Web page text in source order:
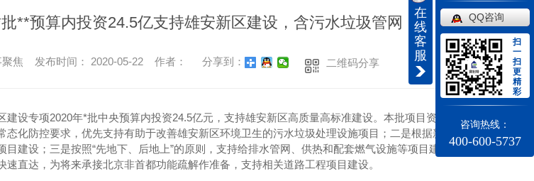
**预算内投资24.5亿支持雄安新区建设，含污水垃圾管网
聚焦 发布时间： 2020-05-22 作者： 分享到： 二维码分享
建设专项2020年*批中央预算内投资24.5亿元，支持雄安新区高质量高标准建设。本批项目资金在安
态化防控要求，优先支持有助于改善雄安新区环境卫生的污水垃圾处理设施项目；二是根据新区建
建设；三是按照“先地下、后地上”的原则，支持给排水管网、供热和配套燃气设施等项目建设；
速直达，为将来承接北京非首都功能疏解作准备，支持相关道路工程项目建设。
在
线
客
服
QQ咨询
扫
一
扫
更
精
彩
咨询热线：
400-600-5737